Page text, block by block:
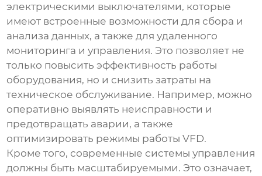
электрическими выключателями, которые
имеют встроенные возможности для сбора и
анализа данных, а также для удаленного
мониторинга и управления. Это позволяет не
только повысить эффективность работы
оборудования, но и снизить затраты на
техническое обслуживание. Например, можно
оперативно выявлять неисправности и
предотвращать аварии, а также
оптимизировать режимы работыVFD.
Кроме того, современные системы управления
должны быть масштабируемыми. Это означает,